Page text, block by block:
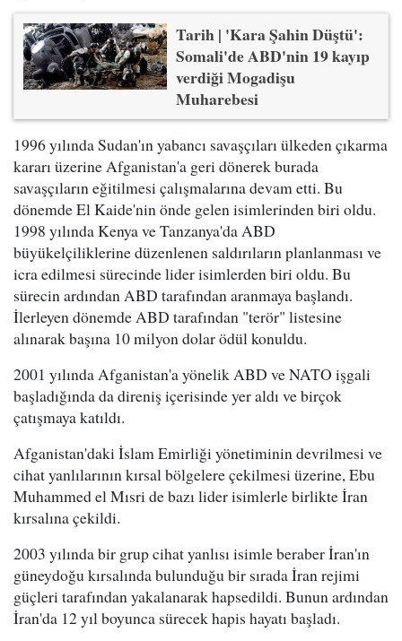
Tarih | 'Kara Şahin Düştü':
Somali'de ABD'nin 19 kayıp
verdiği Mogadişu
Muharebesi
1996 yılında Sudan'ın yabancı savaşçıları ülkeden çıkarma
kararı üzerine Afganistan'a geri dönerek burada
savaşçıların eğitilmesi çalışmalarına devam etti. Bu
dönemde El Kaide'nin önde gelen isimlerinden biri oldu.
1998 yılında Kenya ve Tanzanya'da ABD
büyükelçiliklerine düzenlenen saldırıların planlanması ve
icra edilmesi sürecinde lider isimlerden biri oldu. Bu
sürecin ardından ABD tarafından aranmaya başlandı.
İlerleyen dönemde ABD tarafından "terör" listesine
alınarak başına 10 milyon dolar ödül konuldu.
2001 yılında Afganistan'a yönelik ABD ve NATO işgali
başladığında da direniş içerisinde yer aldı ve birçok
çatışmaya katıldı.
Afganistan'daki İslam Emirliği yönetiminin devrilmesi ve
cihat yanlılarının kırsal bölgelere çekilmesi üzerine, Ebu
Muhammed el Mısri de bazı lider isimlerle birlikte İran
kırsalına çekildi.
2003 yılında bir grup cihat yanlısı isimle beraber İran'ın
güneydoğu kırsalında bulunduğu bir sırada İran rejimi
güçleri tarafından yakalanarak hapsedildi. Bunun ardından
İran'da 12 yıl boyunca sürecek hapis hayatı başladı.